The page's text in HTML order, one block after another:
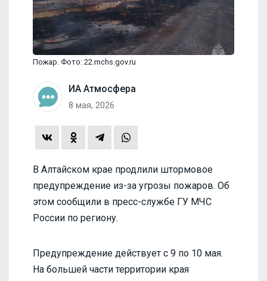
Пожар. Фото: 22.mchs.gov.ru
ИА Атмосфера
8 мая, 2026
В Алтайском крае продлили штормовое
предупреждение из-за угрозы пожаров. Об
этом сообщили в пресс-службе ГУ МЧС
России по региону.
Предупреждение действует с 9 по 10 мая.
На большей части территории края